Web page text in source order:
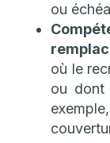
ou
où le
ou dont